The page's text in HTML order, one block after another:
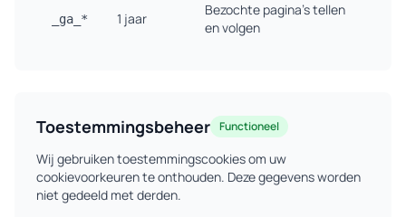
_ga_* 1 jaar
Bezochte pagina's tellen
en volgen
Toestemmingsbeheer Functioneel
Wij gebruiken toestemmingscookies om uw
cookievoorkeuren te onthouden. Deze gegevens worden
niet gedeeld met derden.